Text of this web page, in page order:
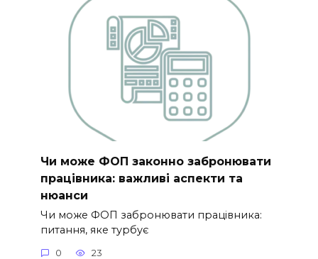
Чи може ФОП законно забронювати
працівника: важливі аспекти та
нюанси
Чи може ФОП забронювати працівника:
питання, яке турбує
0 23